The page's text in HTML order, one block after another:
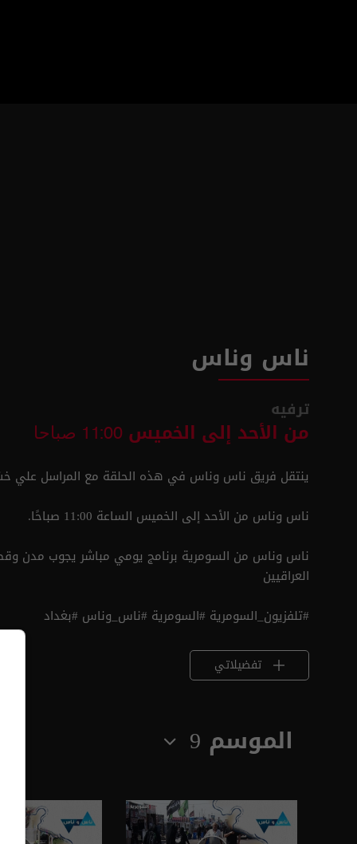
ناس وناس
ترفيه
من الأحد إلى الخميس 11:00 صباحا
ينتقل فريق ناس وناس في هذه الحلقة مع المراسل علي
ناس وناس من الأحد إلى الخميس الساعة 11:00 صباحًا.
ناس وناس من السومرية برنامج يومي مباشر يجوب مدن
العراقيين
#تلفزيون_السومرية #السومرية #ناس_وناس #بغداد
تفضيلاتي
الموسم 9